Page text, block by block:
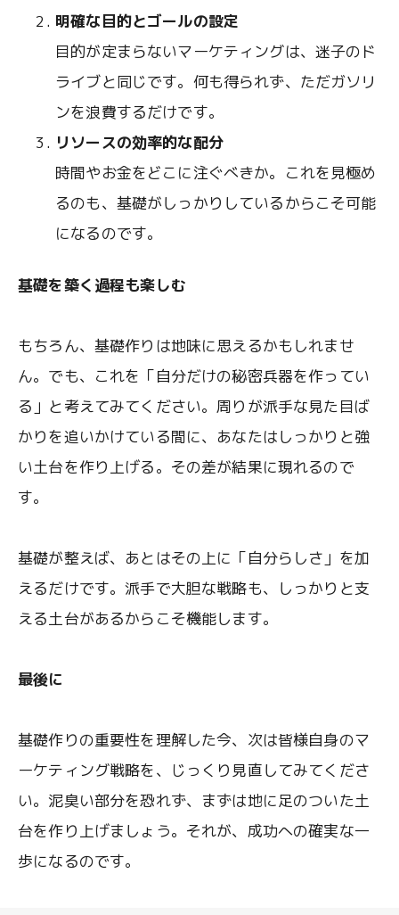
明確な目的とゴールの設定
目的が定まらないマーケティングは、迷子のド
ライブと同じです。何も得られず、ただガソリ
ンを浪費するだけです。
リソースの効率的な配分
時間やお金をどこに注ぐべきか。これを見極め
るのも、基礎がしっかりしているからこそ可能
になるのです。
基礎を築く過程も楽しむ
もちろん、基礎作りは地味に思えるかもしれませ
ん。でも、これを「自分だけの秘密兵器を作ってい
る」と考えてみてください。周りが派手な見た目ば
かりを追いかけている間に、あなたはしっかりと強
い土台を作り上げる。その差が結果に現れるので
す。
基礎が整えば、あとはその上に「自分らしさ」を加
えるだけです。派手で大胆な戦略も、しっかりと支
える土台があるからこそ機能します。
最後に
基礎作りの重要性を理解した今、次は皆様自身のマ
ーケティング戦略を、じっくり見直してみてくださ
い。泥臭い部分を恐れず、まずは地に足のついた土
台を作り上げましょう。それが、成功への確実な一
歩になるのです。